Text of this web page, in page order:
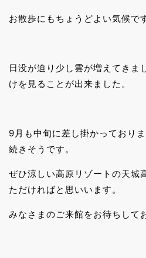
お散歩にもちょうどよい気候で
日没が迫り少し雲が増えてきま
けを見ることが出来ました。
9月も中旬に差し掛かっており
続きそうです。
ぜひ涼しい高原リゾートの天城
ただければと思いいます。
みなさまのご来館をお待ちして